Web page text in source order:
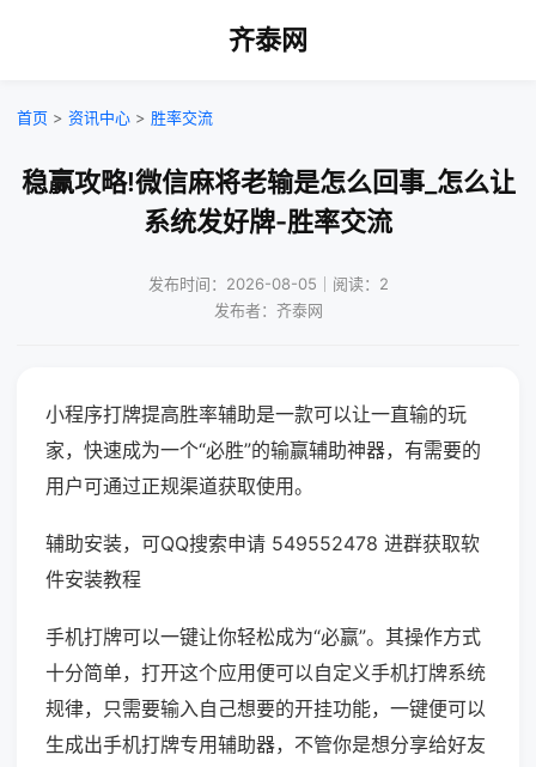
齐泰网
首页 > 资讯中心 > 胜率交流
稳赢攻略!微信麻将老输是怎么回事_怎么让
系统发好牌-胜率交流
发布时间：2026-08-05｜阅读：2
发布者：齐泰网
小程序打牌提高胜率辅助是一款可以让一直输的玩
家，快速成为一个“必胜”的输赢辅助神器，有需要的
用户可通过正规渠道获取使用。
辅助安装，可QQ搜索申请 549552478 进群获取软
件安装教程
手机打牌可以一键让你轻松成为“必赢”。其操作方式
十分简单，打开这个应用便可以自定义手机打牌系统
规律，只需要输入自己想要的开挂功能，一键便可以
生成出手机打牌专用辅助器，不管你是想分享给好友